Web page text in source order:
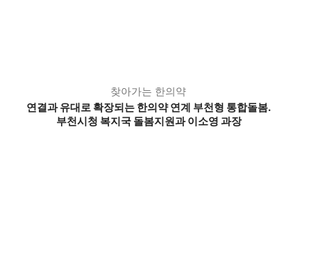
찾아가는 한의약
연결과 유대로 확장되는 한의약 연계 부천형 통합돌봄.
부천시청 복지국 돌봄지원과 이소영 과장